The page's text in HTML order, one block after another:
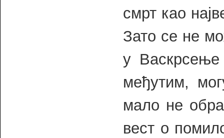
смрт као
Зато се не
у
међутим,
мало не
вест о